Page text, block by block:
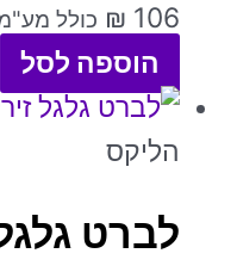
₪ 106 כולל
הוספה לסל
הליקס
לברט גלגל